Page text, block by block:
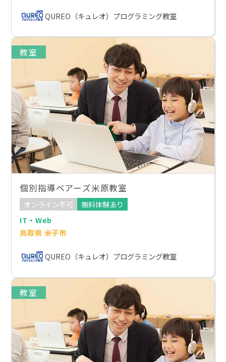
QUREO（キュレオ）プログラミング教室
教室
個別指導ベアーズ米原教室
オンライン不可
無料体験あり
IT・Web
鳥取県 米子市
QUREO（キュレオ）プログラミング教室
教室